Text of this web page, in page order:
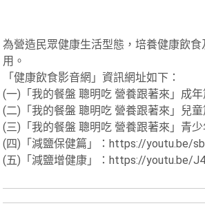
為營造民眾健康生活型態，培養健康飲
用。
「健康飲食影音網」資訊網址如下：
(一)「我的餐盤 聰明吃 營養跟著來」成
(二)「我的餐盤 聰明吃 營養跟著來」兒
(三)「我的餐盤 聰明吃 營養跟著來」青
(四)「減鹽保健篇」：https://youtu.be/
(五)「減鹽增健康」：https://youtu.be/